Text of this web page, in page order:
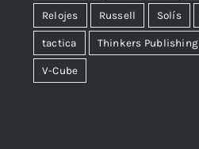
Relojes Russell Solís
tactica Thinkers Publishing
V-Cube